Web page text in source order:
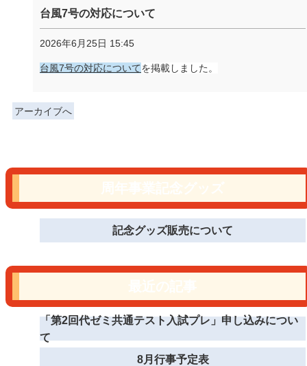
台風7号の対応について
2026年6月25日 15:45
台風7号の対応についてを掲載しました。
アーカイブへ
記念グッズ販売について
「第2回代ゼミ共通テスト入試プレ」申し込みについ
て
8月行事予定表